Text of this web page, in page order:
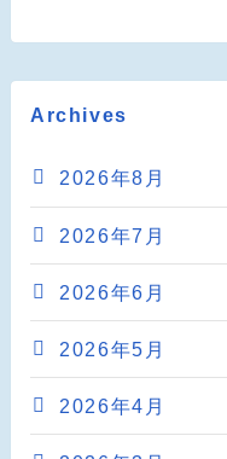
Archives
2026年8月
2026年7月
2026年6月
2026年5月
2026年4月